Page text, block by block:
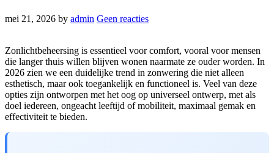
mei 21, 2026 by admin Geen reacties
Zonlichtbeheersing is essentieel voor comfort, vooral voor mensen
die langer thuis willen blijven wonen naarmate ze ouder worden. In
2026 zien we een duidelijke trend in zonwering die niet alleen
esthetisch, maar ook toegankelijk en functioneel is. Veel van deze
opties zijn ontworpen met het oog op universeel ontwerp, met als
doel iedereen, ongeacht leeftijd of mobiliteit, maximaal gemak en
effectiviteit te bieden.